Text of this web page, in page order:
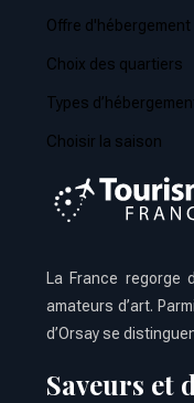
Offre d'hébergement
Choix des quartiers
Types
Choisir la saison
La France regorge
amateurs d’art.
d’Orsay se
Saveurs et